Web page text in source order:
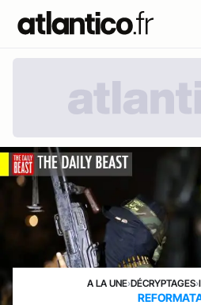
A LA UNE›DÉCRYPTAGES›